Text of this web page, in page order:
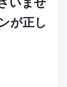
が正し